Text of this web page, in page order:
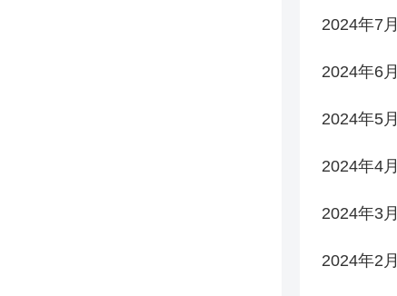
2024年7月
2024年6月
2024年5月
2024年4月
2024年3月
2024年2月